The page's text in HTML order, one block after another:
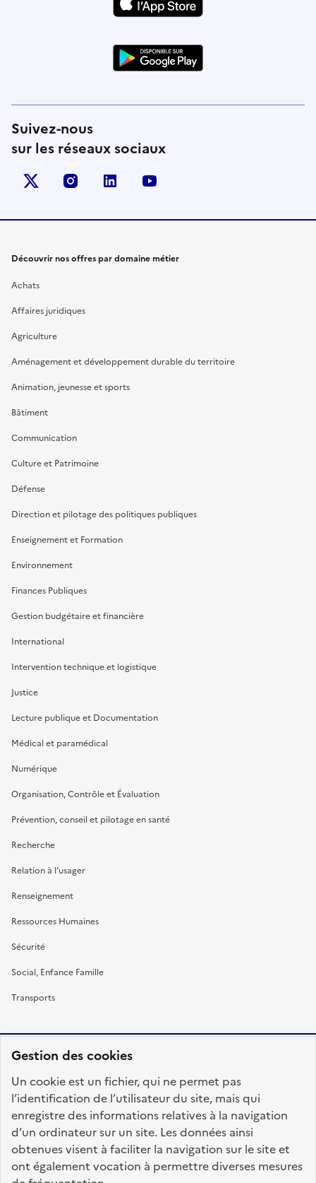
Gestion des cookies
Un cookie est un fichier, qui ne permet pas
l’identification de l’utilisateur du site, mais qui
enregistre des informations relatives à la navigation
d’un ordinateur sur un site. Les données ainsi
obtenues visent à faciliter la navigation sur le site et
ont également vocation à permettre diverses mesures
Suivez-nous
sur les réseaux sociaux
X (anciennement Twitter)
instagramlinkedin
Découvrir nos offres par domaine métier
Achats
Affaires juridiques
Agriculture
Aménagement et développement durable du territoire
Animation, jeunesse et sports
Bâtiment
Communication
Culture et Patrimoine
Défense
Direction et pilotage des politiques publiques
Enseignement et Formation
Environnement
Finances Publiques
Gestion budgétaire et financière
International
Intervention technique et logistique
Justice
Lecture publique et Documentation
Médical et paramédical
Numérique
Organisation, Contrôle et Évaluation
Prévention, conseil et pilotage en santé
Recherche
Relation à l’usager
Renseignement
Ressources Humaines
Sécurité
Social, Enfance Famille
Transports
FRANÇAISE
fonction-publique.gouv.fr
legifrance.gouv.fr